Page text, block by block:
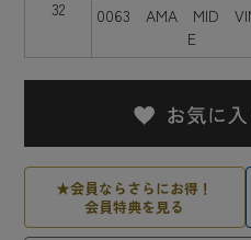
32
0063 AMA MID
E
★会員ならさらにお得！
会員特典を見る